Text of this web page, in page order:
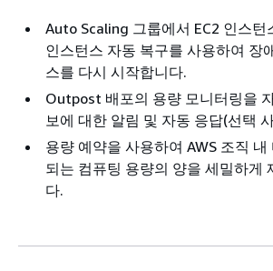
Auto Scaling 그룹에서 EC2 인스턴
인스턴스 자동 복구를 사용하여 장
스를 다시 시작합니다.
Outpost 배포의 용량 모니터링을
보에 대한 알림 및 자동 응답(선택
용량 예약을 사용하여 AWS 조직
되는 컴퓨팅 용량의 양을 세밀하게
다.